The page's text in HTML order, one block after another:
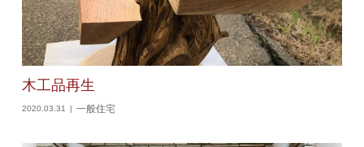
木工品再生
2020.03.31 一般住宅